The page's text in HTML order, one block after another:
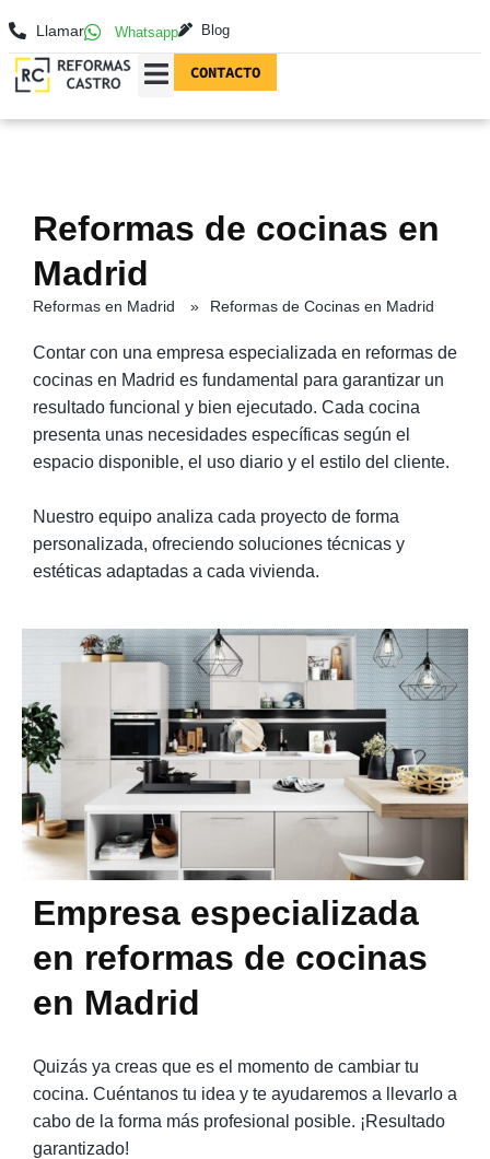
CONTACTO
Llamar Whatsapp Blog
Reformas de cocinas en
Madrid
Reformas en Madrid » Reformas de Cocinas en Madrid
Contar con una empresa especializada en reformas de
cocinas en Madrid es fundamental para garantizar un
resultado funcional y bien ejecutado. Cada cocina
presenta unas necesidades específicas según el
espacio disponible, el uso diario y el estilo del cliente.
Nuestro equipo analiza cada proyecto de forma
personalizada, ofreciendo soluciones técnicas y
estéticas adaptadas a cada vivienda.
Empresa especializada
en reformas de cocinas
en Madrid
Quizás ya creas que es el momento de cambiar tu
cocina. Cuéntanos tu idea y te ayudaremos a llevarlo a
cabo de la forma más profesional posible. ¡Resultado
garantizado!